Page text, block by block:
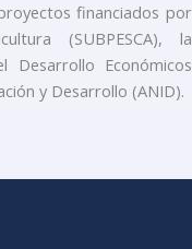
financiados por
(SUBPESCA), la
Desarrollo Económicos
y Desarrollo (ANID).